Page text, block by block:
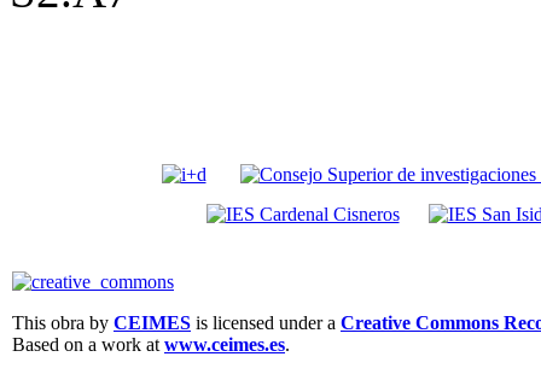
This obra by CEIMES is licensed under a Creative Commons
Based on a work at www.ceimes.es.